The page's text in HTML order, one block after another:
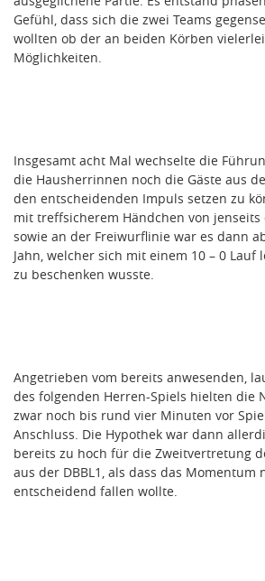
Gefühl, dass sich die zwei Teams
wollten ob der an beiden Körben
Möglichkeiten.
Insgesamt acht Mal wechselte die
die Hausherrinnen noch die Gäste aus
den entscheidenden Impuls setzen zu
mit treffsicherem Händchen von jenseits
sowie an der Freiwurflinie war es dann
Jahn, welcher sich mit einem 10 – 0 Lauf
zu beschenken wusste.
Angetrieben vom bereits anwesenden,
des folgenden Herren-Spiels hielten die
zwar noch bis rund vier Minuten vor
Anschluss. Die Hypothek war dann
bereits zu hoch für die Zweitvertretung
aus der DBBL1, als dass das Momentum
entscheidend fallen wollte.